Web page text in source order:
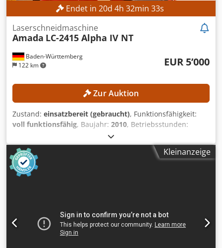
Endet in 20d 4h 32min 30s
Baden-Württemberg
122 km
Laserschneidmaschine
Amada LC-2415 Alpha IV NT
EUR 5’000
Zur Auktion
Zustand: einsatzbereit (gebraucht), Funktionsfähigkeit:
voll funktionsfähig, Baujahr: 2010, Betriebsstunden:
, Maschinen-/Fahrzeugnummer:
Laserleistung:4’000 W, Blechstärke Stahl (max.):12 mm,
Blechstärke Edelstahl (max.):
, Blechstärke
Aluminium (max.):
Verfahrweg Y-Achse:
Turbo-Blower wurde 2021 getauscht. Die X-Achse und Y-
Achse wurden 2023 bei 27066 Einschaltstunden erneuert.
TECHNISCHE DETAILS Verfahrweg X-Achse: 2.520 mm
Kleinanzeige